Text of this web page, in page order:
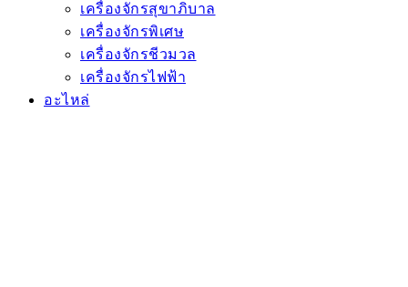
เครื่องจักรสุขาภิบาล
เครื่องจักรพิเศษ
เครื่องจักรชีวมวล
เครื่องจักรไฟฟ้า
อะไหล่